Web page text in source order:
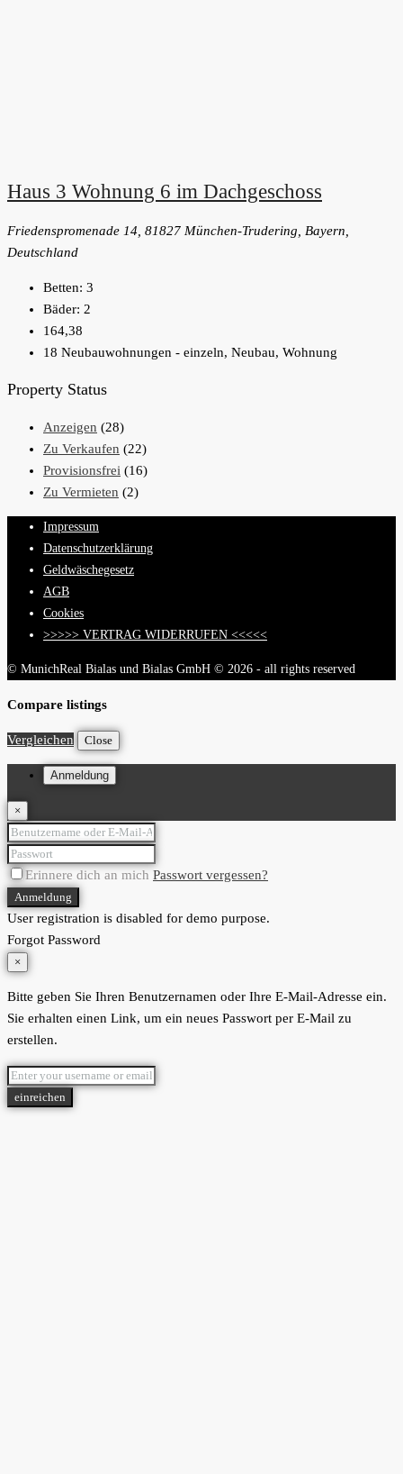
Haus 3 Wohnung 6 im Dachgeschoss
Friedenspromenade 14, 81827 München-Trudering, Bayern,
Deutschland
Betten: 3
Bäder: 2
164,38
18 Neubauwohnungen - einzeln, Neubau, Wohnung
Property Status
Anzeigen (28)
Zu Verkaufen (22)
Provisionsfrei (16)
Zu Vermieten (2)
Impressum
Datenschutzerklärung
Geldwäschegesetz
AGB
Cookies
>>>>> VERTRAG WIDERRUFEN <<<<<
© MunichReal Bialas und Bialas GmbH © 2026 - all rights reserved
Compare listings
Vergleichen Close
Anmeldung
×
Erinnere dich an mich Passwort vergessen?
Anmeldung
User registration is disabled for demo purpose.
Forgot Password
×
Bitte geben Sie Ihren Benutzernamen oder Ihre E-Mail-Adresse ein.
Sie erhalten einen Link, um ein neues Passwort per E-Mail zu
erstellen.
einreichen